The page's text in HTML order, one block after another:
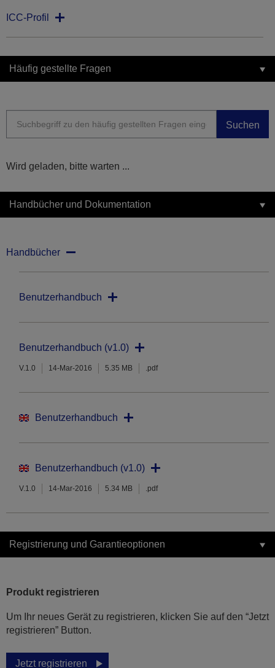
ICC-Profil
Häufig gestellte Fragen
Suchen
Wird geladen, bitte warten ...
Handbücher und Dokumentation
Handbücher
Benutzerhandbuch
Benutzerhandbuch (v1.0)
V.1.0 14-Mar-2016 5.35 MB .pdf
Benutzerhandbuch
Benutzerhandbuch (v1.0)
V.1.0 14-Mar-2016 5.34 MB .pdf
Registrierung und Garantieoptionen
Produkt registrieren
Um Ihr neues Gerät zu registrieren, klicken Sie auf den “Jetzt
registrieren” Button.
Jetzt registrieren